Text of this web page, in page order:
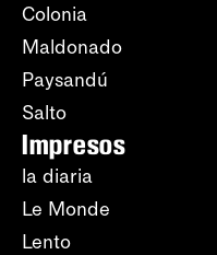
Colonia
Maldonado
Paysandú
Salto
Impresos
la diaria
Le Monde
Lento